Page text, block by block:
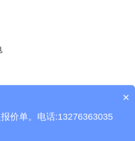
机、PC浏览器直接观测、无需额外
×
价单。电话:13276363035